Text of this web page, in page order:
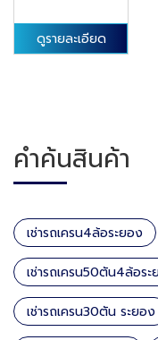
ดูรายละเอียด
คำค้นสินค้า
เช่ารถเครน4ล้อระยอง
เช่ารถเครน50ตัน4ล้อระ
เช่ารถเครน30ตัน ระยอง